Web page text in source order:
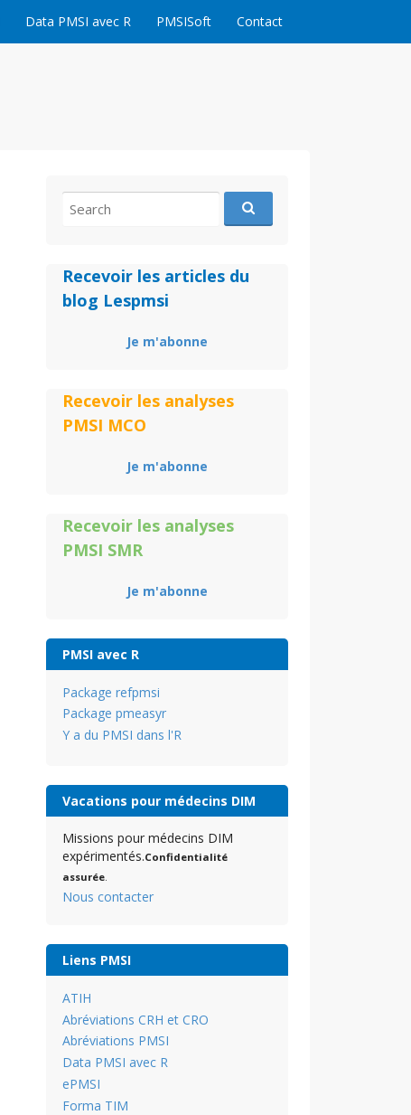
Data PMSI avec R PMSISoft Contact
for:
Recevoir les articles du
blog Lespmsi
Je m'abonne
Recevoir les analyses
PMSI MCO
Je m'abonne
Recevoir les analyses
PMSI SMR
Je m'abonne
PMSI avec R
Package refpmsi
Package pmeasyr
Y a du PMSI dans l'R
Vacations pour médecins DIM
Missions pour médecins DIM
expérimentés.Confidentialité
assurée.
Nous contacter
Liens PMSI
ATIH
Abréviations CRH et CRO
Abréviations PMSI
Data PMSI avec R
ePMSI
Forma TIM